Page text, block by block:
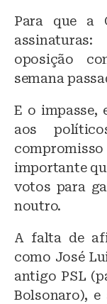
e
s
k
y
Para que a
oposição
semana
E o impasse,
aos
importante
votos para
noutro.
A falta de
como José
antigo PSL
Bolsonaro), e